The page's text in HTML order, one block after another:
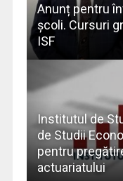
Anunț pentru
școli. Cursuri
ISF
Institutul de
de Studii
pentru
actuariatului